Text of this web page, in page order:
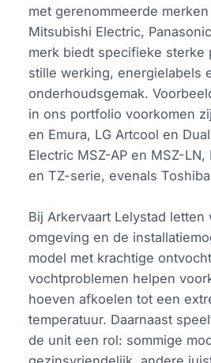
met gerenommeerde
Mitsubishi Electric,
merk biedt specifieke sterke
stille werking, energielabels
onderhoudsgemak.
in ons portfolio voorkomen
en Emura, LG Artcool en
Electric MSZ-AP en MSZ-LN,
en TZ-serie, evenals
Bij Arkervaart Lelystad letten
omgeving en de
model met krachtige
vochtproblemen helpen
hoeven afkoelen tot een
temperatuur. Daarnaast
de unit een rol: sommige